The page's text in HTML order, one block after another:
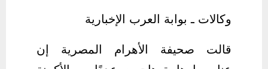
وكالات ـ بوابة العرب الإخبارية
قالت صحيفة الأهرام المصرية إن